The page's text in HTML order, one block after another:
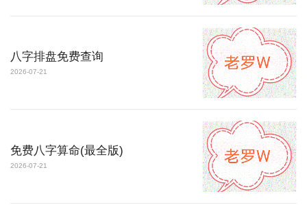
八字排盘免费查询
2026-07-21
免费八字算命(最全版)
2026-07-21